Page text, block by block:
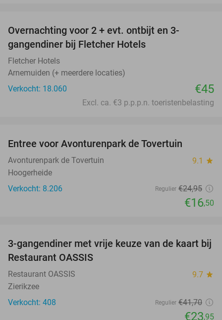
Overnachting voor 2 + evt. ontbijt en 3-
gangendiner bij Fletcher Hotels
Fletcher Hotels
Arnemuiden (+ meerdere locaties)
Verkocht: 18.060
€45
Excl. ca. €3 p.p.p.n. toeristenbelasting
Entree voor Avonturenpark de Tovertuin
Avonturenpark de Tovertuin 9.1 star
Hoogerheide
Verkocht: 8.206
Regulier €24,95
€16,50
43%
3-gangendiner met vrije keuze van de kaart bij
Restaurant OASSIS
Restaurant OASSIS 9.7 star
Zierikzee
Verkocht: 408
Regulier €41,70
€23,95